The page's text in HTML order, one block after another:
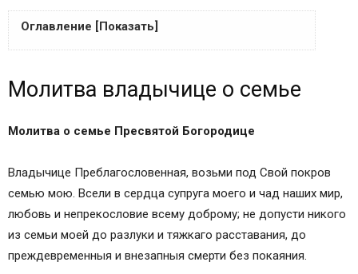
Оглавление [Показать]
ЧУДОТВОРНАЯ МОЛИТВА О СЕМЬЕ
Молитва о семье Пресвятой Богородице
Молитва на сохранение семьи от бед и
неурядиц мученикам и исповедникам Гурию,
Самону и Авиву
Православные иконы и молитвы
Информационный сайт про иконы, молитвы,
Молитва владычице о семье
Молитва о семье Пресвятой Богородице
Владычице Преблагословенная, возьми под Свой покров
семью мою. Всели в сердца супруга моего и чад наших мир,
любовь и непрекословие всему доброму; не допусти никого
из семьи моей до разлуки и тяжкаго расставания, до
преждевременныя и внезапныя смерти без покаяния.